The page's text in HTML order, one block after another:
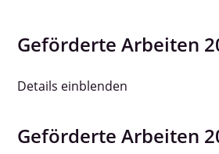
Geförderte Arbeiten
Details einblenden
Geförderte Arbeiten